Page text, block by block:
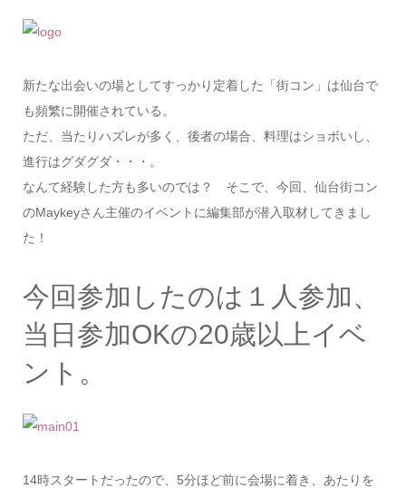
新たな出会いの場としてすっかり定着した「街コン」は仙台で
も頻繁に開催されている。
ただ、当たりハズレが多く、後者の場合、料理はショボいし、
進行はグダグダ・・・。
なんて経験した方も多いのでは？ そこで、今回、仙台街コン
のMaykeyさん主催のイベントに編集部が潜入取材してきまし
た！
今回参加したのは１人参加、
当日参加OKの20歳以上イベ
ント。
14時スタートだったので、5分ほど前に会場に着き、あたりを